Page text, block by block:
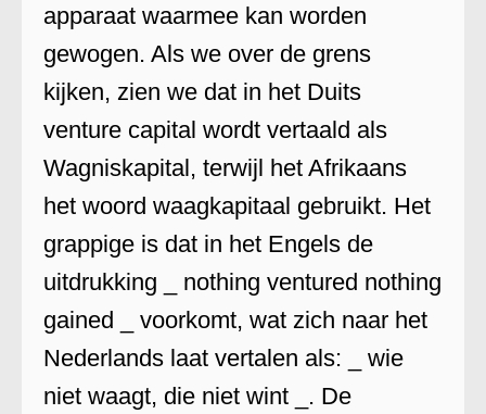
apparaat waarmee kan worden
gewogen. Als we over de grens
kijken, zien we dat in het Duits
venture capital wordt vertaald als
Wagniskapital, terwijl het Afrikaans
het woord waagkapitaal gebruikt. Het
grappige is dat in het Engels de
uitdrukking _ nothing ventured nothing
gained _ voorkomt, wat zich naar het
Nederlands laat vertalen als: _ wie
niet waagt, die niet wint _. De